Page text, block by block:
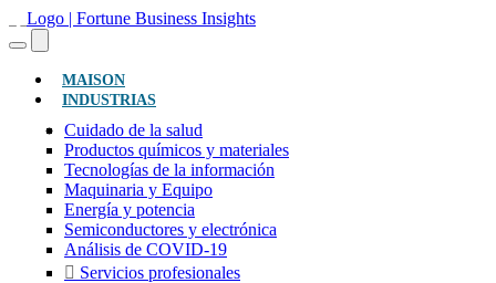
MAISON(ACTUAL)
INDUSTRIAS
Cuidado de la salud
Productos químicos y materiales
Tecnologías de la información
Maquinaria y Equipo
Energía y potencia
Semiconductores y electrónica
Análisis de COVID-19
Servicios profesionales